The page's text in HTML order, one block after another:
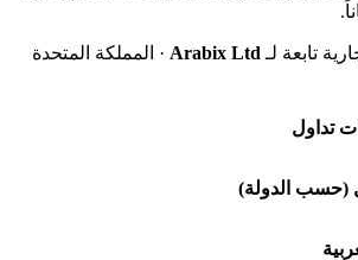
تابعة لـ Arabix Ltd · المملكة المتحدة
(حسب الدولة)
السعودية